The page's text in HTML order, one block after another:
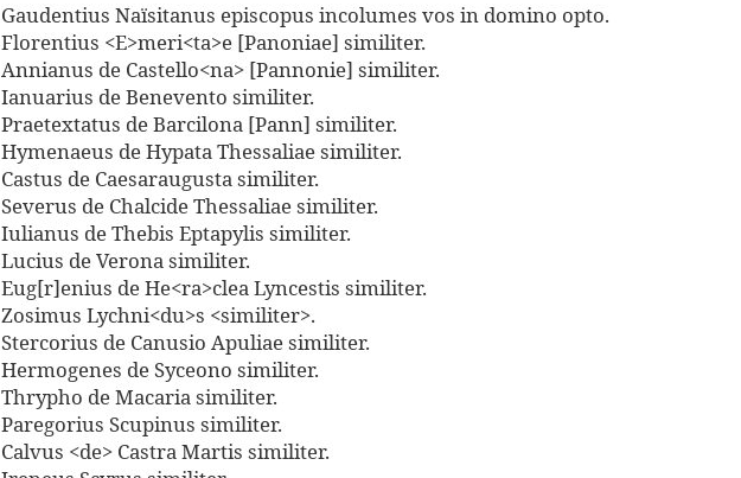
Gaudentius Naïsitanus episcopus incolumes vos in domino opto.
Florentius <E>meri<ta>e [Panoniae] similiter.
Annianus de Castello<na> [Pannonie] similiter.
Ianuarius de Benevento similiter.
Praetextatus de Barcilona [Pann] similiter.
Hymenaeus de Hypata Thessaliae similiter.
Castus de Caesaraugusta similiter.
Severus de Chalcide Thessaliae similiter.
Iulianus de Thebis Eptapylis similiter.
Lucius de Verona similiter.
Eug[r]enius de He<ra>clea Lyncestis similiter.
Zosimus Lychni<du>s <similiter>.
Stercorius de Canusio Apuliae similiter.
Hermogenes de Syceono similiter.
Thrypho de Macaria similiter.
Paregorius Scupinus similiter.
Calvus <de> Castra Martis similiter.